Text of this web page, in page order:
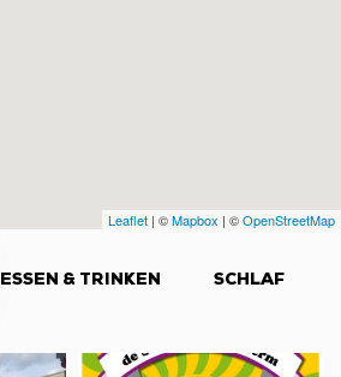
Leaflet | ©Mapbox | ©OpenStreetMap
ESSEN & TRINKEN SCHLAF
Véhicules